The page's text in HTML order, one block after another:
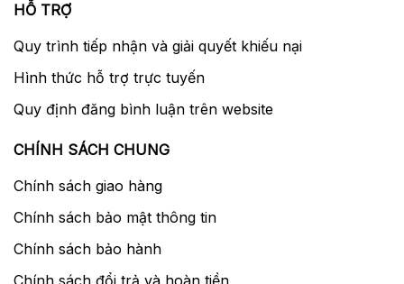
HỖ TRỢ
Quy trình tiếp nhận và giải quyết khiếu nại
Hình thức hỗ trợ trực tuyến
Quy định đăng bình luận trên website
CHÍNH SÁCH CHUNG
Chính sách giao hàng
Chính sách bảo mật thông tin
Chính sách bảo hành